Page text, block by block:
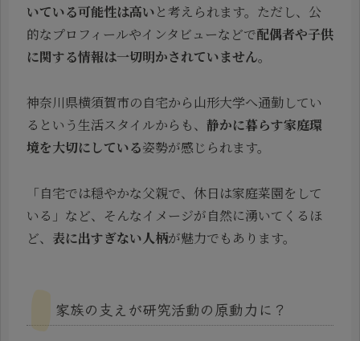
いている可能性は高いと考えられます。ただし、公
的なプロフィールやインタビューなどで配偶者や子供
に関する情報は一切明かされていません。
神奈川県横須賀市の自宅から山形大学へ通勤してい
るという生活スタイルからも、 静かに暮らす家庭環
境を大切にしている姿勢が感じられます。
「自宅では穏やかな父親で、休日は家庭菜園をして
いる」など、そんなイメージが自然に湧いてくるほ
ど、 表に出すぎない人柄が魅力でもあります。
家族の支えが研究活動の原動力に？